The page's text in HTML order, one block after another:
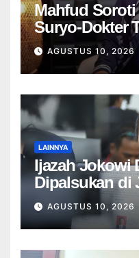
Mahfud
Suryo-Dokter
Dulu Ijazah
AGUSTUS 10, 2026
LAINNYA
Ijazah Jokowi
Dipalsukan di
UGM: Tak
AGUSTUS 10, 2026